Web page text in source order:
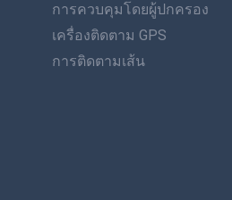
การควบคุมโดยผู้ปกครอง
เครื่องติดตาม GPS
การติดตามเส้น